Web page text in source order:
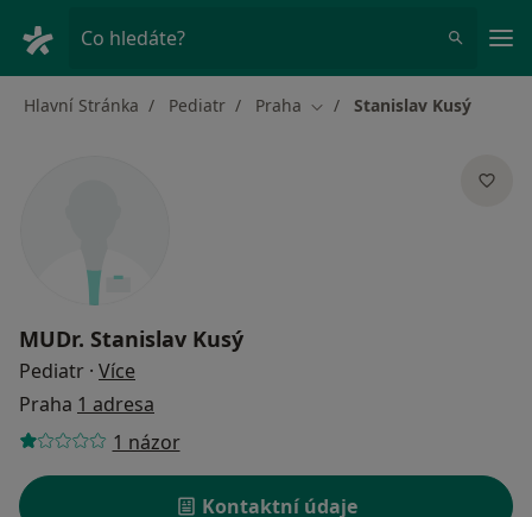
Co hledáte?
Hlavní Stránka Pediatr Praha Změna města
Stanislav Kusý
MUDr. Stanislav Kusý
Pediatr · Více
Praha 1 adresa
1 názor
Kontaktní údaje